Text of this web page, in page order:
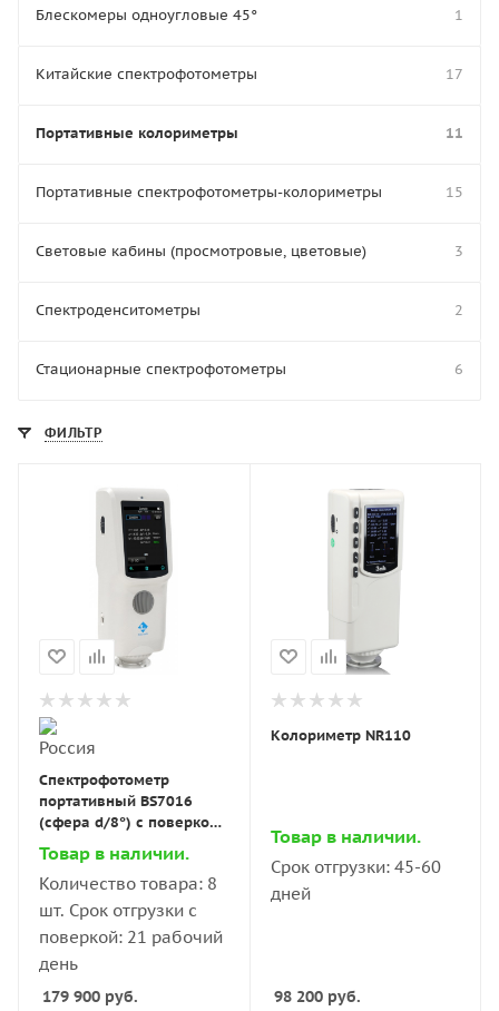
Блескомеры одноугловые 45° 1
Китайские спектрофотометры 17
Портативные колориметры 11
Портативные спектрофотометры-колориметры 15
Световые кабины (просмотровые, цветовые) 3
Спектроденситометры 2
Стационарные спектрофотометры 6
ФИЛЬТР
Спектрофотометр
портативный BS7016
(сфера d/8°) с поверкой
(TS7010)
Товар в наличии.
Количество товара: 8
шт. Срок отгрузки с
поверкой: 21 рабочий
день
179 900 руб.
Колориметр NR110
Товар в наличии.
Срок отгрузки: 45-60
дней
98 200руб.